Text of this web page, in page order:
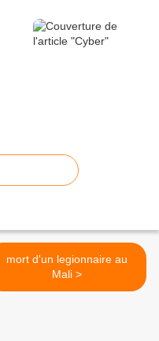
mort d'un legionnaire au
Mali‏ >